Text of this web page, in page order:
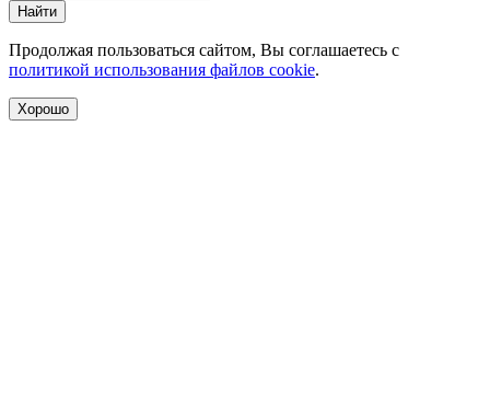
Найти
Продолжая пользоваться сайтом, Вы соглашаетесь с
политикой использования файлов cookie.
Хорошо